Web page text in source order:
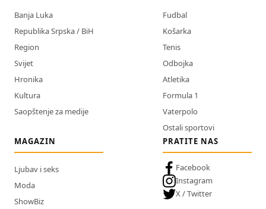
Banja Luka
Republika Srpska / BiH
Region
Svijet
Hronika
Kultura
Saopštenje za medije
Fudbal
Košarka
Tenis
Odbojka
Atletika
Formula 1
Vaterpolo
Ostali sportovi
MAGAZIN
Ljubav i seks
Moda
ShowBiz
PRATITE NAS
Facebook
Instagram
X / Twitter